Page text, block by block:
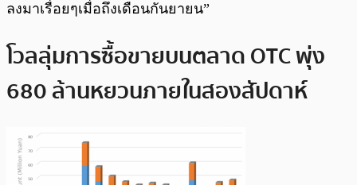
ลงมาเรื่อยๆเมื่อถึงเดือนกันยายน”
โวลลุ่มการซื้อขายบนตลาด OTC พุ่ง
680 ล้านหยวนภายในสองสัปดาห์